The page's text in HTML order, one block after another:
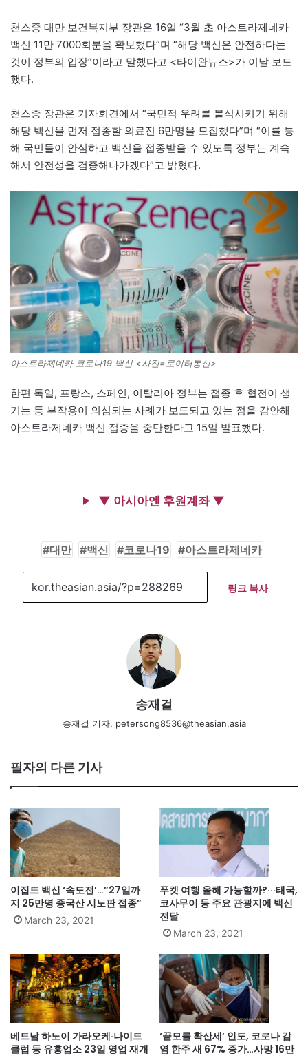
천스중 대만 보건복지부 장관은 16일 “3월 초 아스트라제네카
백신 11만 7000회분을 확보했다”며 “해당 백신은 안전하다는
것이 정부의 입장”이라고 말했다고 <타이완뉴스>가 이날 보도
했다.
천스중 장관은 기자회견에서 “국민적 우려를 불식시키기 위해
해당 백신을 먼저 접종할 의료진 6만명을 모집했다”며 “이를 통
해 국민들이 안심하고 백신을 접종받을 수 있도록 정부는 계속
해서 안전성을 검증해나가겠다”고 밝혔다.
아스트라제네카 코로나19 백신 <사진=로이터통신>
한편 독일, 프랑스, 스페인, 이탈리아 정부는 접종 후 혈전이 생
기는 등 부작용이 의심되는 사례가 보도되고 있는 점을 감안해
아스트라제네카 백신 접종을 중단한다고 15일 발표했다.
▼ 아시아엔 후원계좌 ▼
대만 백신 코로나19 아스트라제네카
링크 복사
송재걸
송재걸 기자, petersong8536@theasian.asia
필자의 다른 기사
이집트 백신 ‘속도전’…”27일까
지 25만명 중국산 시노판 접종”
March 23, 2021
푸켓 여행 올해 가능할까?···태국,
코사무이 등 주요 관광지에 백신
전달
March 23, 2021
베트남 하노이 가라오케·나이트
클럽 등 유흥업소 23일 영업 재개
‘끝모를 확산세’ 인도, 코로나 감
염 한주 새 67% 증가…사망 16만